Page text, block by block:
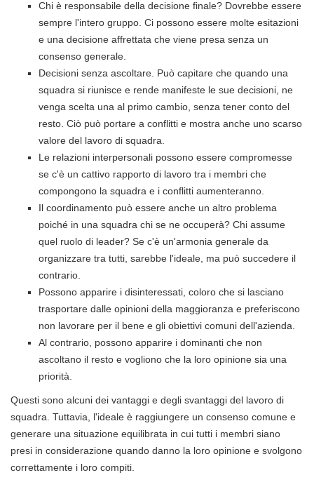
Chi è responsabile della decisione finale? Dovrebbe essere
sempre l'intero gruppo. Ci possono essere molte esitazioni
e una decisione affrettata che viene presa senza un
consenso generale.
Decisioni senza ascoltare. Può capitare che quando una
squadra si riunisce e rende manifeste le sue decisioni, ne
venga scelta una al primo cambio, senza tener conto del
resto. Ciò può portare a conflitti e mostra anche uno scarso
valore del lavoro di squadra.
Le relazioni interpersonali possono essere compromesse
se c'è un cattivo rapporto di lavoro tra i membri che
compongono la squadra e i conflitti aumenteranno.
Il coordinamento può essere anche un altro problema
poiché in una squadra chi se ne occuperà? Chi assume
quel ruolo di leader? Se c'è un'armonia generale da
organizzare tra tutti, sarebbe l'ideale, ma può succedere il
contrario.
Possono apparire i disinteressati, coloro che si lasciano
trasportare dalle opinioni della maggioranza e preferiscono
non lavorare per il bene e gli obiettivi comuni dell'azienda.
Al contrario, possono apparire i dominanti che non
ascoltano il resto e vogliono che la loro opinione sia una
priorità.
Questi sono alcuni dei vantaggi e degli svantaggi del lavoro di
squadra. Tuttavia, l'ideale è raggiungere un consenso comune e
generare una situazione equilibrata in cui tutti i membri siano
presi in considerazione quando danno la loro opinione e svolgono
correttamente i loro compiti.